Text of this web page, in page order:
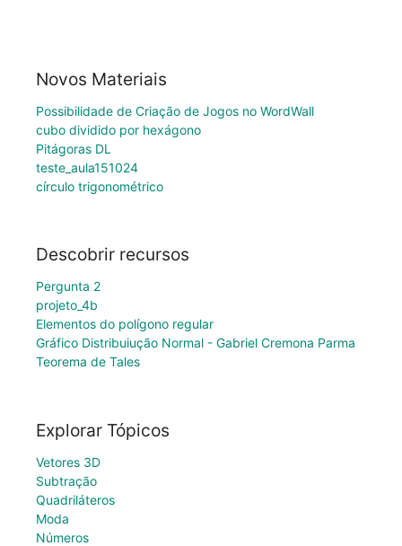
Novos Materiais
Possibilidade de Criação de Jogos no WordWall
cubo dividido por hexágono
Pitágoras DL
teste_aula151024
círculo trigonométrico
Descobrir recursos
Pergunta 2
projeto_4b
Elementos do polígono regular
Gráfico Distribuiução Normal - Gabriel Cremona Parma
Teorema de Tales
Explorar Tópicos
Vetores 3D
Subtração
Quadriláteros
Moda
Números